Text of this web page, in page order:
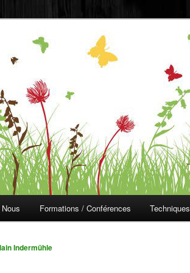
Formations / Conférences Techniques
Indermühle